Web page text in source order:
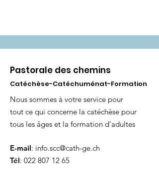
Pastorale des chemins
Catéchèse-Catéchuménat-Formation
Nous sommes à votre service pour
tout ce qui concerne la catéchèse pour
tous les âges et la formation d'adultes
E-mail: info.scc@cath-ge.ch
Tél: 022 807 12 65